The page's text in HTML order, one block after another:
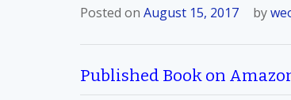
Posted on August 15, 2017 by
Published Book on